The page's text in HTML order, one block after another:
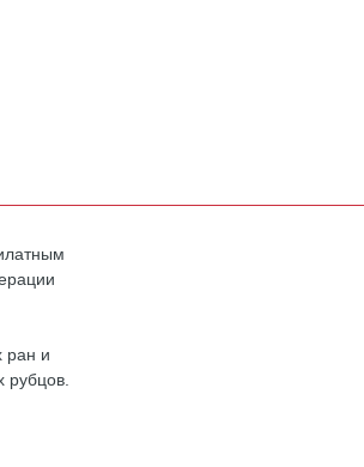
ран и
рубцов.